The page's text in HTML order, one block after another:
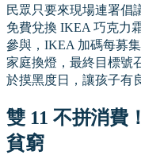
民眾只要來現場連署倡
免費兌換 IKEA 巧克力
參與，IKEA 加碼每募
家庭換燈，最終目標號
於摸黑度日，讓孩子有
雙 11 不拼消費
貧窮